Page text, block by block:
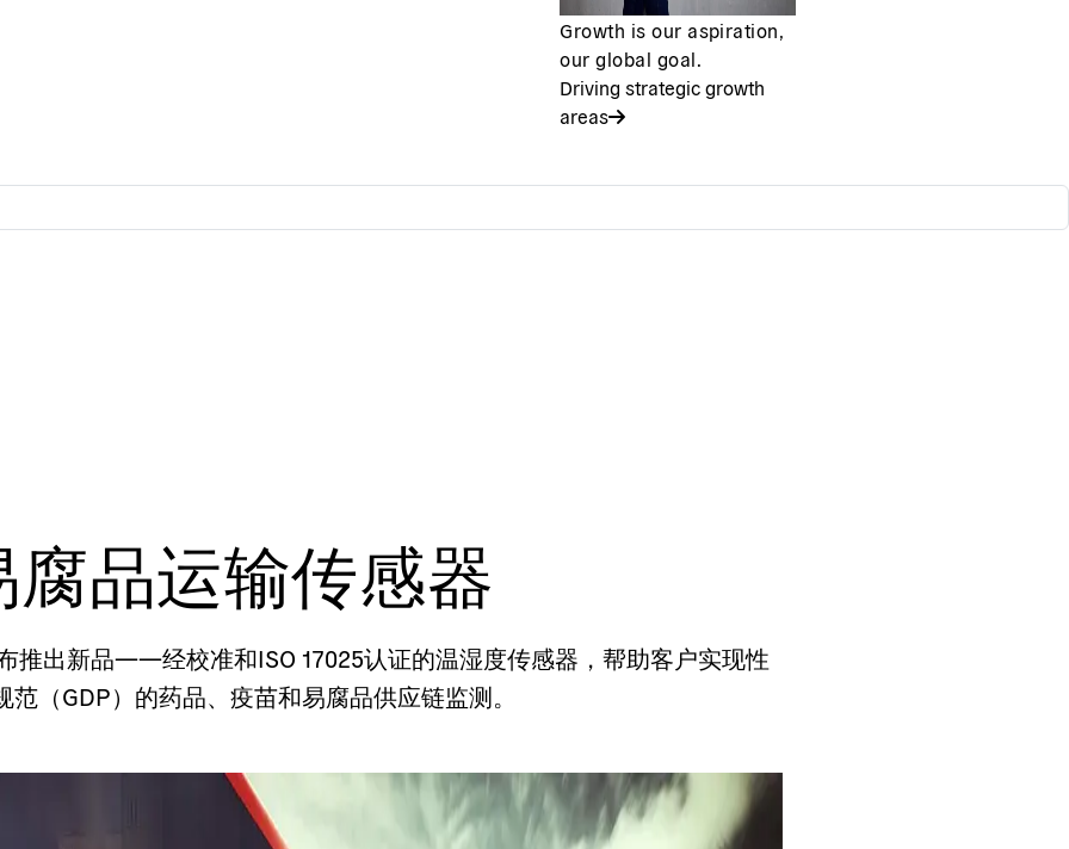
Growth is our aspiration,
our global goal.
Driving strategic growth
areas
品运输传感器
推出新品——经校准和ISO 17025认证的温湿度传感器，帮助客户实现性
（GDP）的药品、疫苗和易腐品供应链监测。